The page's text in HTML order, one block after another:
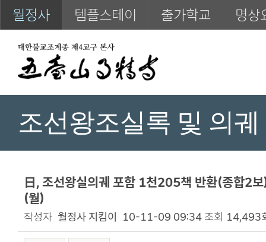
월정사 템플스테이 출가학교 명상
조선왕조실록 및 의궤
日, 조선왕실의궤 포함 1천205책 반환(종합2
(월)
작성자 월정사 지킴이 10-11-09 09:34 조회 14,493